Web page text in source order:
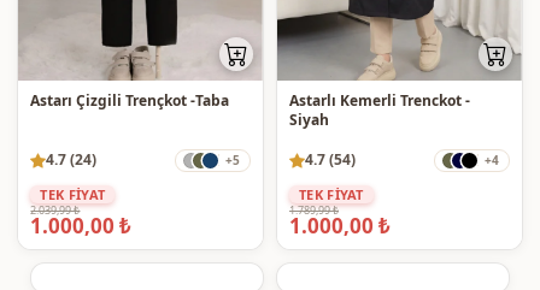
Astarı Çizgili Trençkot -Taba
4.7 (24) +5
TEK FİYAT
2.039,99 ₺
1.000,00 ₺
Astarlı Kemerli Trenckot -
Siyah
4.7 (54)
+4
TEK FİYAT
1.789,99 ₺
1.000,00 ₺